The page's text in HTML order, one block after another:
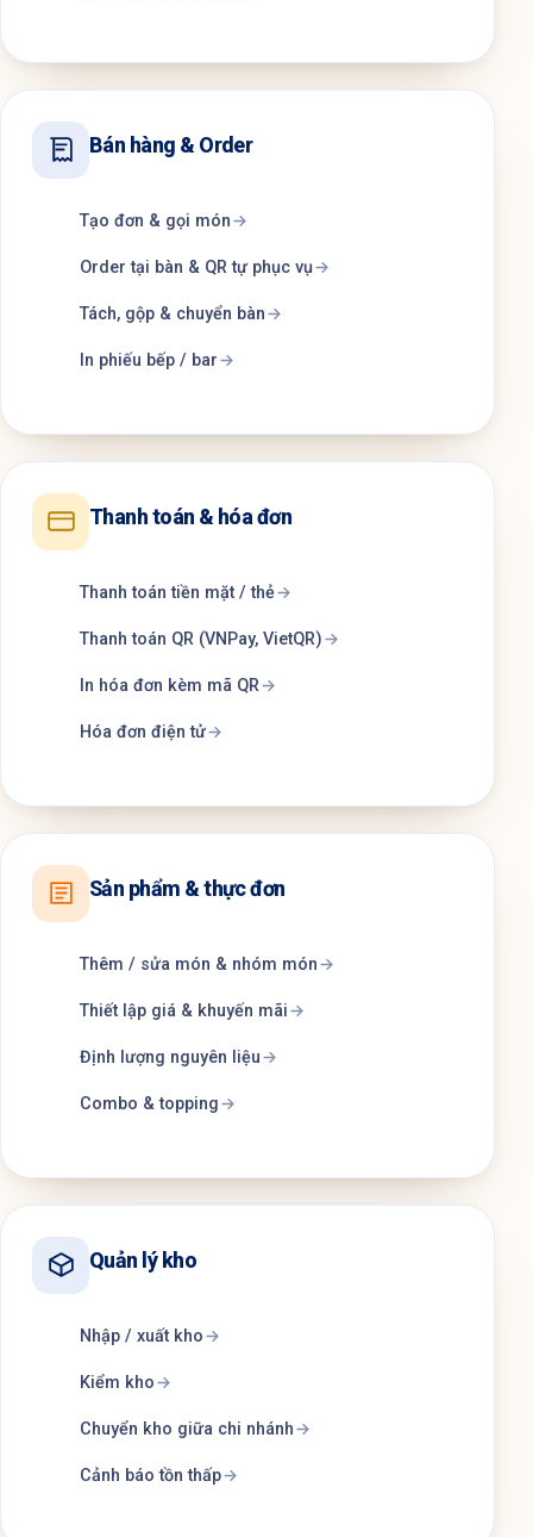
Bán hàng & Order
Tạo đơn & gọi món
Order tại bàn & QR tự phục vụ
Tách, gộp & chuyển bàn
In phiếu bếp / bar
Thanh toán & hóa đơn
Thanh toán tiền mặt / thẻ
Thanh toán QR (VNPay, VietQR)
In hóa đơn kèm mã QR
Hóa đơn điện tử
Sản phẩm & thực đơn
Thêm / sửa món & nhóm món
Thiết lập giá & khuyến mãi
Định lượng nguyên liệu
Combo & topping
Quản lý kho
Nhập / xuất kho
Kiểm kho
Chuyển kho giữa chi nhánh
Cảnh báo tồn thấp